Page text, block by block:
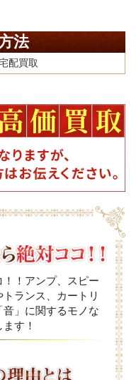
法
配買取
！アンプ、スピー
ランス、カートリ
」に関するモノな
す！